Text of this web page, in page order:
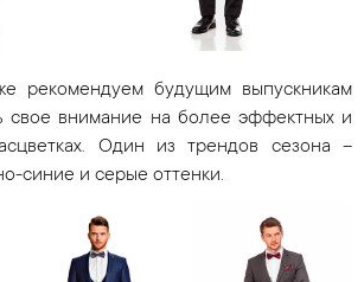
рекомендуем будущим выпускникам
свое внимание на более эффектных и
Один из трендов сезона –
синие и серые оттенки.